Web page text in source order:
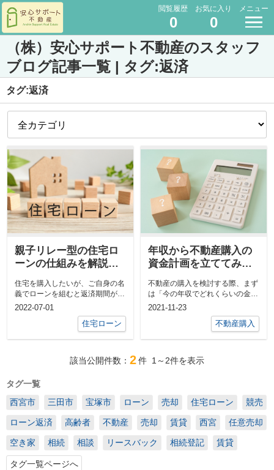
閲覧履歴
0
お気に入り
0
メニュー
（株）安心サポート不動産のスタッフ
ブログ記事一覧 | タグ:返済
タグ:返済
親子リレー型の住宅ロ
ーンの仕組みを解説！
もご紹介
住宅を購入したいが、ご自身の名
義でローンを組むと返済期間が短
くなってしまい、月々の返済額が
2022-07-01
住宅ローン
年収から不動産購入の
資金計画を立ててみよ
不動産の購入を検討する際、まず
は「今の年収でどれくらいの金額
を借りられるのか」また「毎月返
2021-11-23
不動産購入
該当公開件数： 2件 1～2件を表示
タグ一覧
西宮市
三田市 宝塚市 ローン 売却 住宅ローン 競売
ローン返済 高齢者 不動産 売却 賃貸 西宮 任意売却
空き家 相続 相談 リースバック 相続登記 賃貸
タグ一覧ページへ